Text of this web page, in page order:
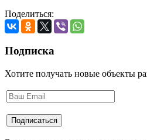
Поделиться:
Подписка
Хотите получать новые объекты